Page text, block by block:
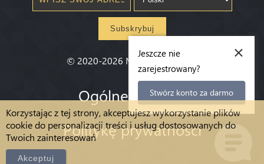
Korzystając z tej strony, akceptujesz wykorzystanie plików
cookie do personalizacji treści i usług dostosowanych do
Twoich zainteresowań
Akceptuj
Subskrybuj
© 2020-2026 Millenium State
Ogólne warunki
Politykę prywatności
×
Jeszcze nie
zarejestrowany?
Stwórz konto za darmo